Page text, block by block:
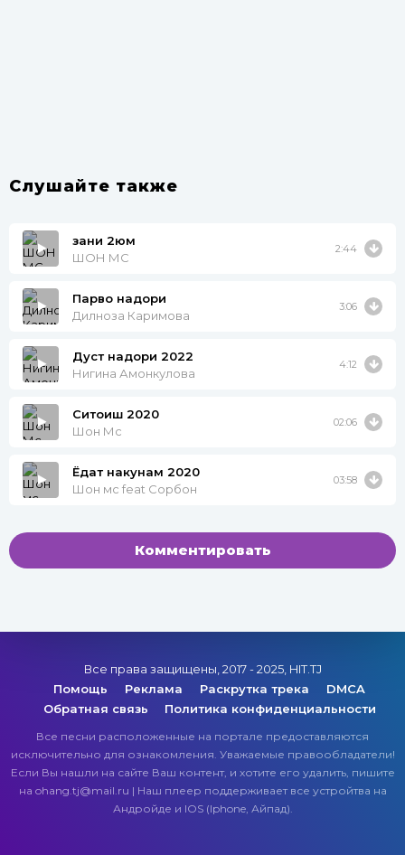
Слушайте также
зани 2юм
ШОН МС
2:44
Парво надори
Дилноза Каримова
3:06
Дуст надори 2022
Нигина Амонкулова
4:12
Ситоиш 2020
Шон Мс
02:06
Ёдат накунам 2020
Шон мс feat Сорбон
03:58
Комментировать
Все права защищены, 2017 - 2025, HIT.TJ
Помощь
Реклама Раскрутка трека
DMCA
Обратная связь
Политика конфиденциальности
Все песни расположенные на портале предоставляются
исключительно для ознакомления. Уважаемые правообладатели!
Если Вы нашли на сайте Ваш контент, и хотите его удалить, пишите
на ohang.tj@mail.ru | Наш плеер поддерживает все устройтва на
Андройде и IOS (Iphone, Айпад).